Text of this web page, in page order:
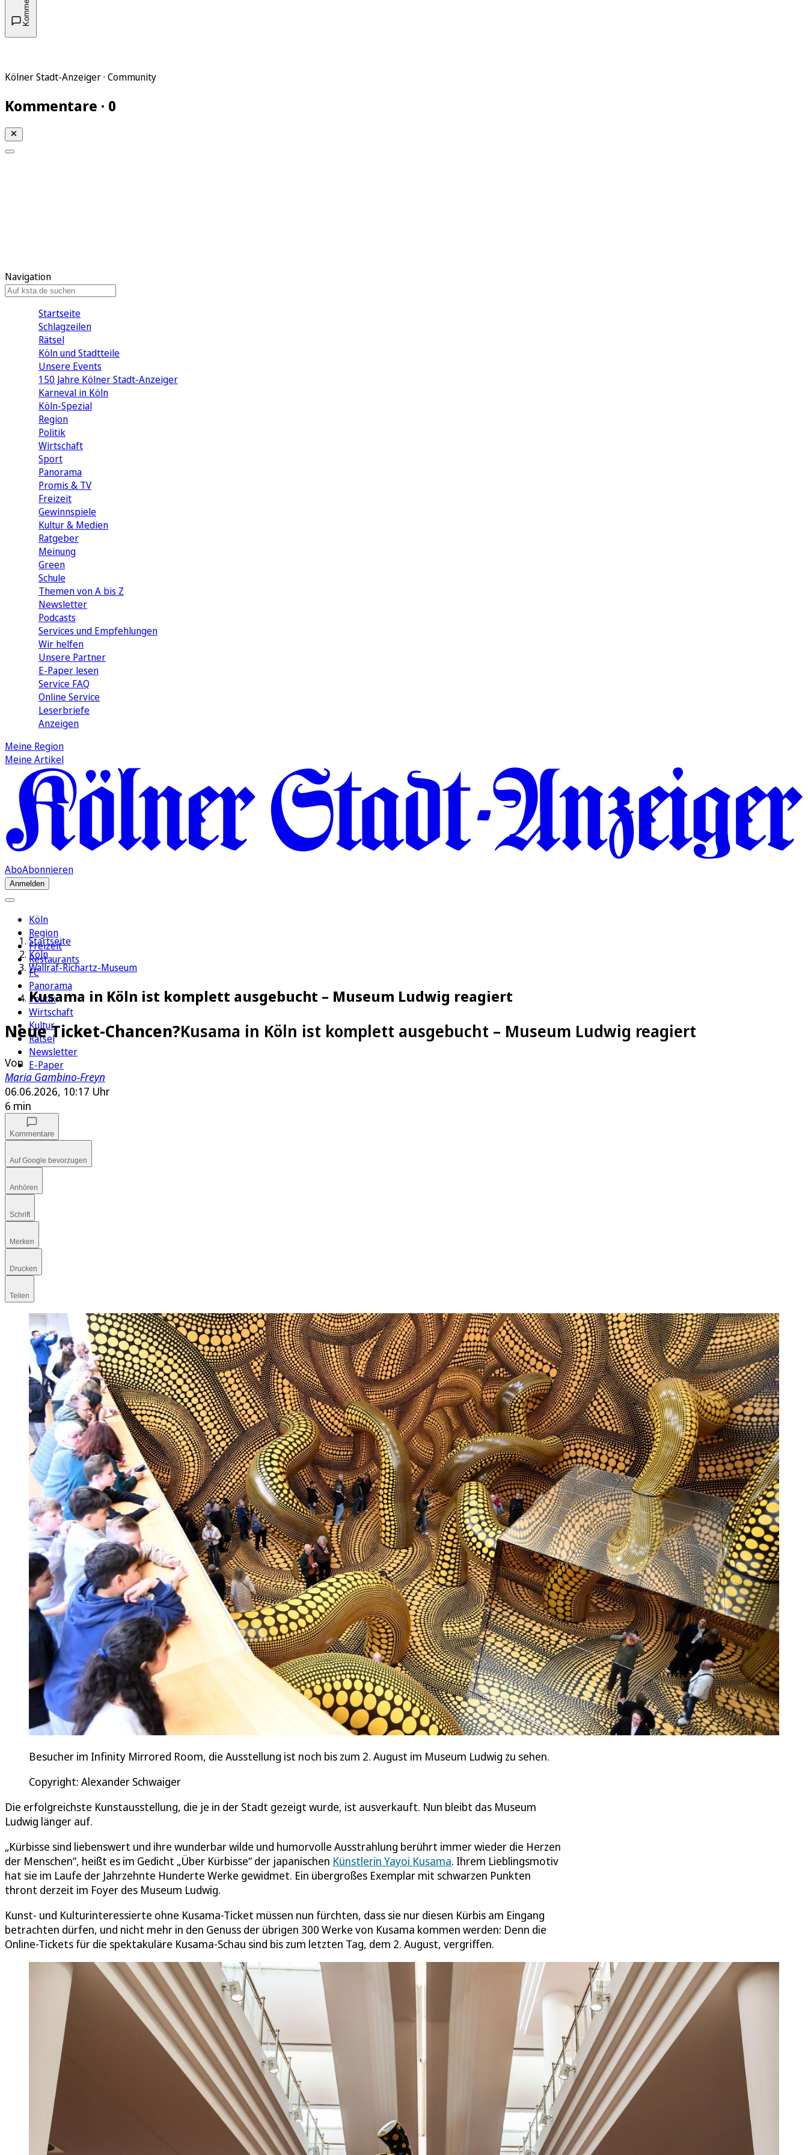
Kölner Stadt-Anzeiger · Community
Kommentare · 0
Navigation
Startseite
Schlagzeilen
Rätsel
Köln und Stadtteile
Unsere Events
150 Jahre Kölner Stadt-Anzeiger
Karneval in Köln
Köln-Spezial
Region
Politik
Wirtschaft
Sport
Panorama
Promis & TV
Freizeit
Gewinnspiele
Kultur & Medien
Ratgeber
Meinung
Green
Schule
Themen von A bis Z
Newsletter
Podcasts
Services und Empfehlungen
Wir helfen
Unsere Partner
E-Paper lesen
Service FAQ
Online Service
Leserbriefe
Anzeigen
Meine Region
Meine Artikel
AboAbonnieren
Anmelden
Köln
Region
Freizeit
Restaurants
FC
Panorama
Politik
Wirtschaft
Kultur
Rätsel
Newsletter
E-Paper
Startseite
Köln
Wallraf-Richartz-Museum
Kusama in Köln ist komplett ausgebucht – Museum Ludwig reagiert
Neue Ticket-Chancen?Kusama in Köln ist komplett ausgebucht – Museum Ludwig reagiert
Von
Maria Gambino-Freyn
06.06.2026, 10:17 Uhr
6 min
Kommentare
Auf Google bevorzugen
Anhören
Schrift
Merken
Drucken
Teilen
Besucher im Infinity Mirrored Room, die Ausstellung ist noch bis zum 2. August im Museum Ludwig zu sehen.
Copyright: Alexander Schwaiger
Die erfolgreichste Kunstausstellung, die je in der Stadt gezeigt wurde, ist ausverkauft. Nun bleibt das Museum
Ludwig länger auf.
„Kürbisse sind liebenswert und ihre wunderbar wilde und humorvolle Ausstrahlung berührt immer wieder die Herzen
der Menschen“, heißt es im Gedicht „Über Kürbisse“ der japanischen Künstlerin Yayoi Kusama. Ihrem Lieblingsmotiv
hat sie im Laufe der Jahrzehnte Hunderte Werke gewidmet. Ein übergroßes Exemplar mit schwarzen Punkten
thront derzeit im Foyer des Museum Ludwig.
Kunst- und Kulturinteressierte ohne Kusama-Ticket müssen nun fürchten, dass sie nur diesen Kürbis am Eingang
betrachten dürfen, und nicht mehr in den Genuss der übrigen 300 Werke von Kusama kommen werden: Denn die
Online-Tickets für die spektakuläre Kusama-Schau sind bis zum letzten Tag, dem 2. August, vergriffen.